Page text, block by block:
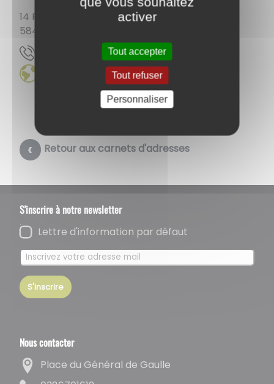
14 Rue de Bourgogne
58400
Retour aux carnets d'adresses
S'inscrire à notre newsletter
Lettre d'information par défaut
S'inscrire
Nous contacter
Place du Général de Gaulle
activer
Tout accepter
Tout refuser
Personnaliser